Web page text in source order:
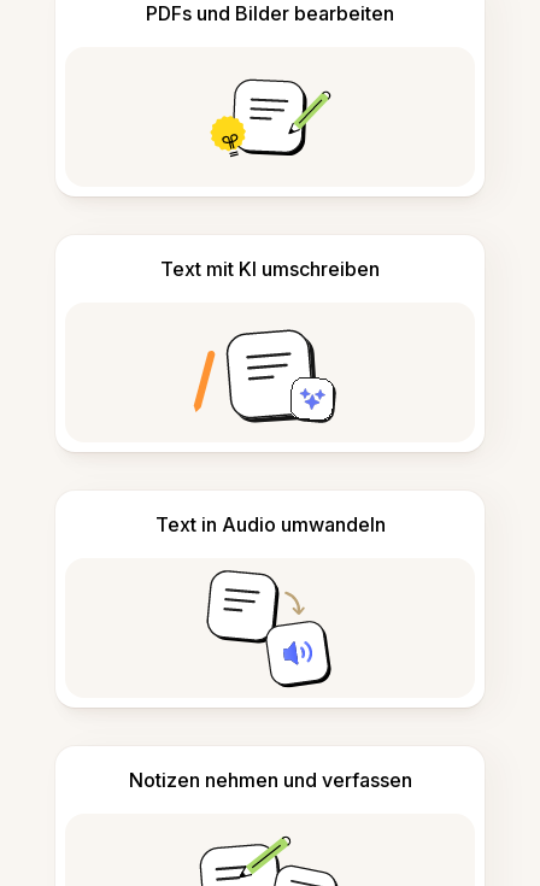
PDFs und Bilder bearbeiten
Text mit KI umschreiben
Text in Audio umwandeln
Notizen nehmen und verfassen